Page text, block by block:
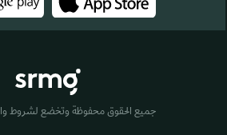
جميع الحقوق محفوظة وتخضع لشروط